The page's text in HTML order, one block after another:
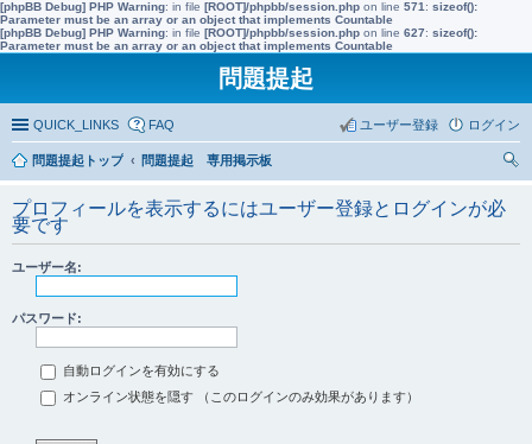
[phpBB Debug] PHP Warning: in file [ROOT]/phpbb/session.php on line 571 : sizeof():
Parameter must be an array or an object that implements Countable
[phpBB Debug] PHP Warning: in file [ROOT]/phpbb/session.php on line 627: sizeof():
Parameter must be an array or an object that implements Countable
問題提起
QUICK_LINKS FAQ ログイン
ユーザー登録
問題提起トップ
問題提起 専用掲示板
プロフィールを表示するにはユーザー登録とログインが必
要です
ユーザー名:
パスワード:
自動ログインを有効にする
オンライン状態を隠す （このログインのみ効果があります）